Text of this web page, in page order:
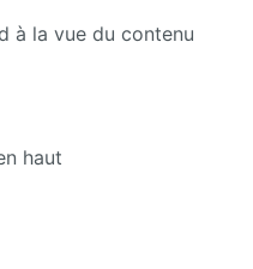
à la vue du contenu
haut